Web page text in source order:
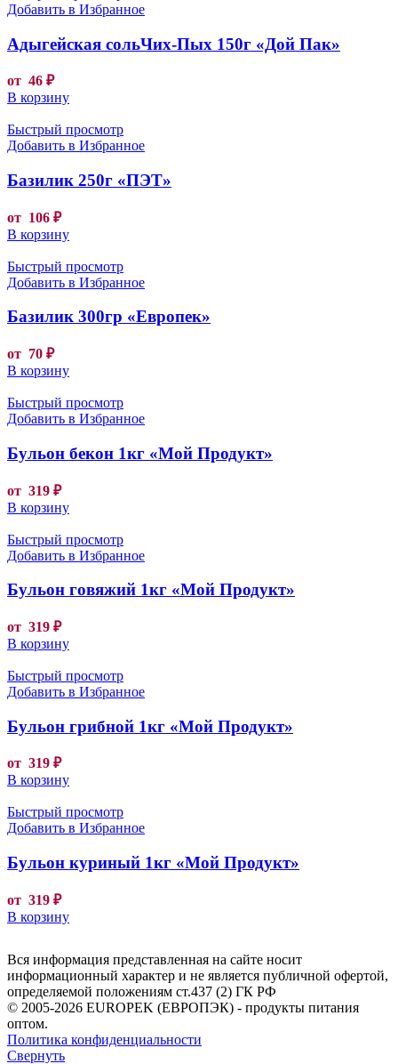
Добавить в Избранное
Адыгейская сольЧих-Пых 150г «Дой Пак»
от 46 ₽
В корзину
Быстрый просмотр
Добавить в Избранное
Базилик 250г «ПЭТ»
от 106 ₽
В корзину
Быстрый просмотр
Добавить в Избранное
Базилик 300гр «Европек»
от 70 ₽
В корзину
Быстрый просмотр
Добавить в Избранное
Бульон бекон 1кг «Мой Продукт»
от 319 ₽
В корзину
Быстрый просмотр
Добавить в Избранное
Бульон говяжий 1кг «Мой Продукт»
от 319 ₽
В корзину
Быстрый просмотр
Добавить в Избранное
Бульон грибной 1кг «Мой Продукт»
от 319 ₽
В корзину
Быстрый просмотр
Добавить в Избранное
Бульон куриный 1кг «Мой Продукт»
от 319 ₽
В корзину
Вся информация представленная на сайте носит
информационный характер и не является публичной офертой,
определяемой положениям ст.437 (2) ГК РФ
© 2005-2026 EUROPEK (ЕВРОПЭК) - продукты питания
оптом.
Политика конфиденциальности
Свернуть